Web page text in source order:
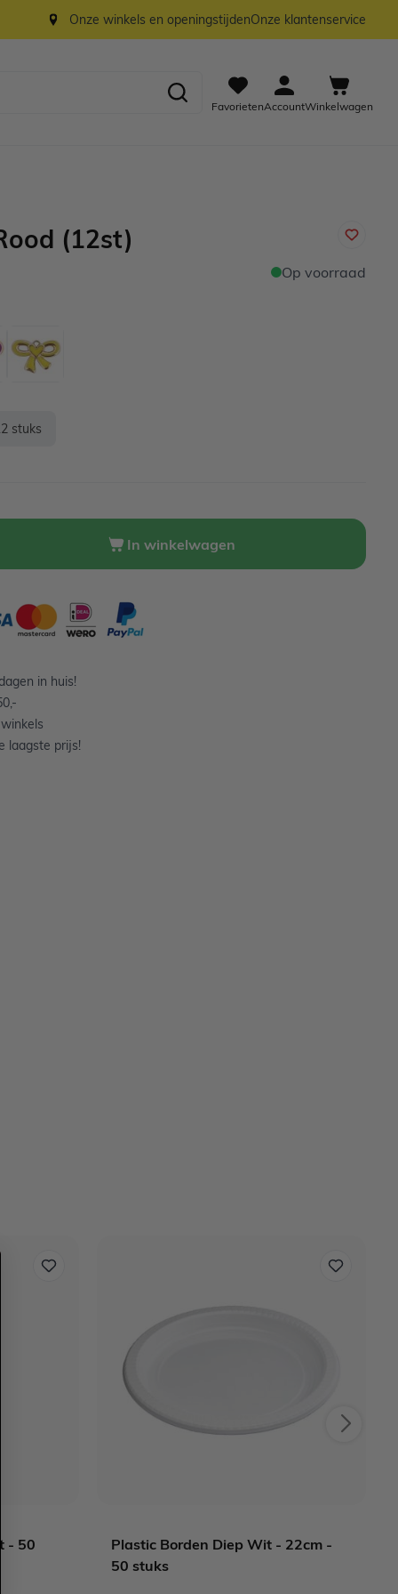
Onze winkels en openingstijdenOnze klantenservice
FavorietenAccountWinkelwagen
(12st)
Op voorraad
stuks
In winkelwagen
in huis!
laagste prijs!
- 50
Plastic Borden Diep Wit - 22cm -
50 stuks